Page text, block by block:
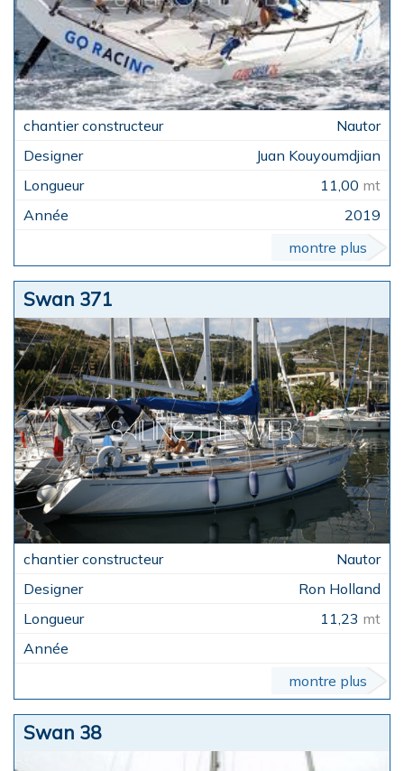
Nautor
Juan Kouyoumdjian
11,00 mt
2019
montre plus
Swan 371
Nautor
Ron Holland
11,23 mt
montre plus
Swan 38